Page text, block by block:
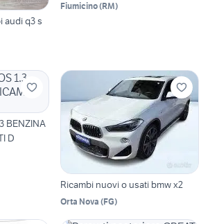
audi q3 s
Fiumicino(RM)
BENZINA
D
Ricambi nuovi o usati bmw x2
Orta Nova (FG)